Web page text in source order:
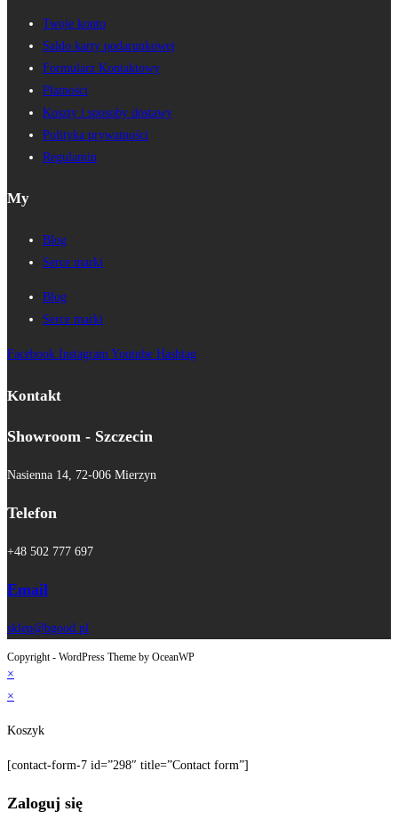
Twoje konto
Saldo karty podarunkowej
Formularz Kontaktowy
Płatności
Koszty i sposoby dostawy
Polityka prywatności
Regulamin
My
Blog
Serce marki
Blog
Serce marki
Facebook Instagram Youtube Hashtag
Kontakt
Showroom - Szczecin
Nasienna 14, 72-006 Mierzyn
Telefon
+48 502 777 697
Email
sklep@bgood.pl
Copyright - WordPress Theme by OceanWP
×
×
Koszyk
[contact-form-7 id=”298″ title=”Contact form”]
Zaloguj się